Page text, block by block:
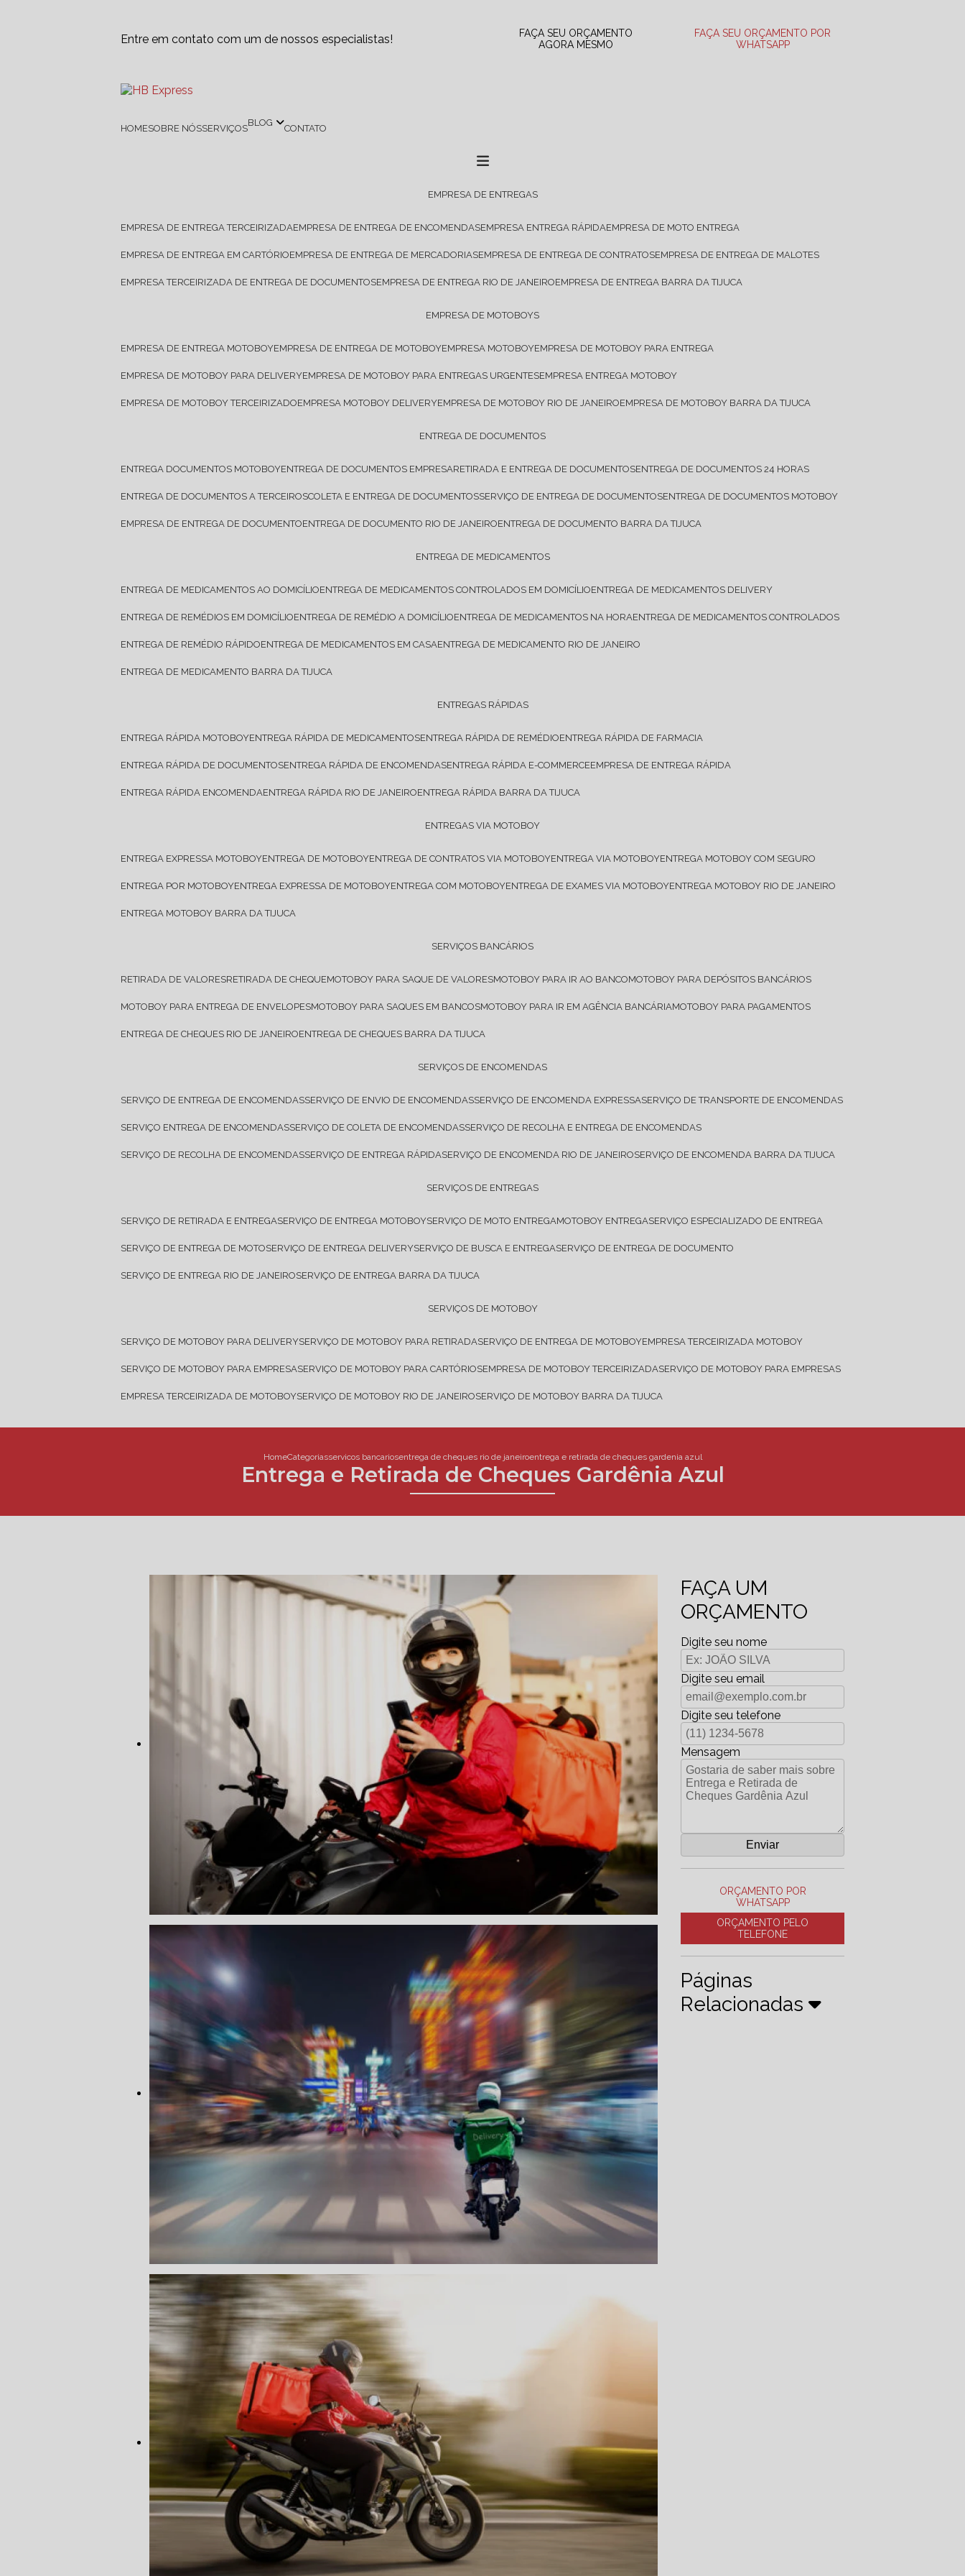
Entre em contato com um de nossos especialistas!
FAÇA SEU ORÇAMENTO
AGORA MESMO
FAÇA SEU ORÇAMENTO POR
WHATSAPP
HOME SOBRE NÓS SERVIÇOS BLOG CONTATO
EMPRESA DE ENTREGAS
EMPRESA DE ENTREGA TERCEIRIZADA EMPRESA DE ENTREGA DE ENCOMENDAS EMPRESA ENTREGA RÁPIDA EMPRESA DE MOTO ENTREGA
EMPRESA DE ENTREGA EM CARTÓRIO EMPRESA DE ENTREGA DE MERCADORIAS EMPRESA DE ENTREGA DE CONTRATOS EMPRESA DE ENTREGA DE MALOTES
EMPRESA TERCEIRIZADA DE ENTREGA DE DOCUMENTOS EMPRESA DE ENTREGA RIO DE JANEIRO EMPRESA DE ENTREGA BARRA DA TIJUCA
EMPRESA DE MOTOBOYS
EMPRESA DE ENTREGA MOTOBOY EMPRESA DE ENTREGA DE MOTOBOY EMPRESA MOTOBOY EMPRESA DE MOTOBOY PARA ENTREGA
EMPRESA DE MOTOBOY PARA DELIVERY EMPRESA DE MOTOBOY PARA ENTREGAS URGENTES EMPRESA ENTREGA MOTOBOY
EMPRESA DE MOTOBOY TERCEIRIZADO EMPRESA MOTOBOY DELIVERY EMPRESA DE MOTOBOY RIO DE JANEIRO EMPRESA DE MOTOBOY BARRA DA TIJUCA
ENTREGA DE DOCUMENTOS
ENTREGA DOCUMENTOS MOTOBOY ENTREGA DE DOCUMENTOS EMPRESA RETIRADA E ENTREGA DE DOCUMENTOS ENTREGA DE DOCUMENTOS 24 HORAS
ENTREGA DE DOCUMENTOS A TERCEIROS COLETA E ENTREGA DE DOCUMENTOS SERVIÇO DE ENTREGA DE DOCUMENTOS ENTREGA DE DOCUMENTOS MOTOBOY
EMPRESA DE ENTREGA DE DOCUMENTO ENTREGA DE DOCUMENTO RIO DE JANEIRO ENTREGA DE DOCUMENTO BARRA DA TIJUCA
ENTREGA DE MEDICAMENTOS
ENTREGA DE MEDICAMENTOS AO DOMICÍLIO ENTREGA DE MEDICAMENTOS CONTROLADOS EM DOMICÍLIO ENTREGA DE MEDICAMENTOS DELIVERY
ENTREGA DE REMÉDIOS EM DOMICÍLIO ENTREGA DE REMÉDIO A DOMICÍLIO ENTREGA DE MEDICAMENTOS NA HORA ENTREGA DE MEDICAMENTOS CONTROLADOS
ENTREGA DE REMÉDIO RÁPIDO ENTREGA DE MEDICAMENTOS EM CASA ENTREGA DE MEDICAMENTO RIO DE JANEIRO
ENTREGA DE MEDICAMENTO BARRA DA TIJUCA
ENTREGAS RÁPIDAS
ENTREGA RÁPIDA MOTOBOY ENTREGA RÁPIDA DE MEDICAMENTOS ENTREGA RÁPIDA DE REMÉDIO ENTREGA RÁPIDA DE FARMACIA
ENTREGA RÁPIDA DE DOCUMENTOS ENTREGA RÁPIDA DE ENCOMENDAS ENTREGA RÁPIDA E-COMMERCE EMPRESA DE ENTREGA RÁPIDA
ENTREGA RÁPIDA ENCOMENDA ENTREGA RÁPIDA RIO DE JANEIRO ENTREGA RÁPIDA BARRA DA TIJUCA
ENTREGAS VIA MOTOBOY
ENTREGA EXPRESSA MOTOBOY ENTREGA DE MOTOBOY ENTREGA DE CONTRATOS VIA MOTOBOY ENTREGA VIA MOTOBOY ENTREGA MOTOBOY COM SEGURO
ENTREGA POR MOTOBOY ENTREGA EXPRESSA DE MOTOBOY ENTREGA COM MOTOBOY ENTREGA DE EXAMES VIA MOTOBOY ENTREGA MOTOBOY RIO DE JANEIRO
ENTREGA MOTOBOY BARRA DA TIJUCA
SERVIÇOS BANCÁRIOS
RETIRADA DE VALORES RETIRADA DE CHEQUE MOTOBOY PARA SAQUE DE VALORES MOTOBOY PARA IR AO BANCO MOTOBOY PARA DEPÓSITOS BANCÁRIOS
MOTOBOY PARA ENTREGA DE ENVELOPES MOTOBOY PARA SAQUES EM BANCOS MOTOBOY PARA IR EM AGÊNCIA BANCÁRIA MOTOBOY PARA PAGAMENTOS
ENTREGA DE CHEQUES RIO DE JANEIRO ENTREGA DE CHEQUES BARRA DA TIJUCA
SERVIÇOS DE ENCOMENDAS
SERVIÇO DE ENTREGA DE ENCOMENDAS SERVIÇO DE ENVIO DE ENCOMENDAS SERVIÇO DE ENCOMENDA EXPRESSA SERVIÇO DE TRANSPORTE DE ENCOMENDAS
SERVIÇO ENTREGA DE ENCOMENDAS SERVIÇO DE COLETA DE ENCOMENDAS SERVIÇO DE RECOLHA E ENTREGA DE ENCOMENDAS
SERVIÇO DE RECOLHA DE ENCOMENDAS SERVIÇO DE ENTREGA RÁPIDA SERVIÇO DE ENCOMENDA RIO DE JANEIRO SERVIÇO DE ENCOMENDA BARRA DA TIJUCA
SERVIÇOS DE ENTREGAS
SERVIÇO DE RETIRADA E ENTREGA SERVIÇO DE ENTREGA MOTOBOY SERVIÇO DE MOTO ENTREGA MOTOBOY ENTREGA SERVIÇO ESPECIALIZADO DE ENTREGA
SERVIÇO DE ENTREGA DE MOTO SERVIÇO DE ENTREGA DELIVERY SERVIÇO DE BUSCA E ENTREGA SERVIÇO DE ENTREGA DE DOCUMENTO
SERVIÇO DE ENTREGA RIO DE JANEIRO SERVIÇO DE ENTREGA BARRA DA TIJUCA
SERVIÇOS DE MOTOBOY
SERVIÇO DE MOTOBOY PARA DELIVERY SERVIÇO DE MOTOBOY PARA RETIRADA SERVIÇO DE ENTREGA DE MOTOBOY EMPRESA TERCEIRIZADA MOTOBOY
SERVIÇO DE MOTOBOY PARA EMPRESA SERVIÇO DE MOTOBOY PARA CARTÓRIOS EMPRESA DE MOTOBOY TERCEIRIZADA SERVIÇO DE MOTOBOY PARA EMPRESAS
EMPRESA TERCEIRIZADA DE MOTOBOY SERVIÇO DE MOTOBOY RIO DE JANEIRO SERVIÇO DE MOTOBOY BARRA DA TIJUCA
HomeCategoriasservicos bancariosentrega de cheques rio de janeiroentrega e retirada de cheques gardenia azul
Entrega e Retirada de Cheques Gardênia Azul
FAÇA UM
ORÇAMENTO
Digite seu nome
Digite seu email
Digite seu telefone
Mensagem
ORÇAMENTO POR
WHATSAPP
ORÇAMENTO PELO
TELEFONE
Páginas
Relacionadas